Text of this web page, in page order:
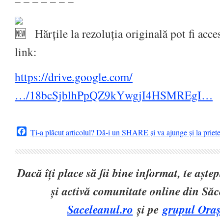
Hărțile la rezoluția originală pot fi
link:
https://drive.google.com/
…/18bcSjblhPpQZ9kYwgjI4HSMREgI…
Facebook
Ți-a plăcut articolul? Dă-i un SHARE și va ajunge și la
Dacă îți place să fii bine informat, te
și activă comunitate online din
Saceleanul.ro și pegrupul